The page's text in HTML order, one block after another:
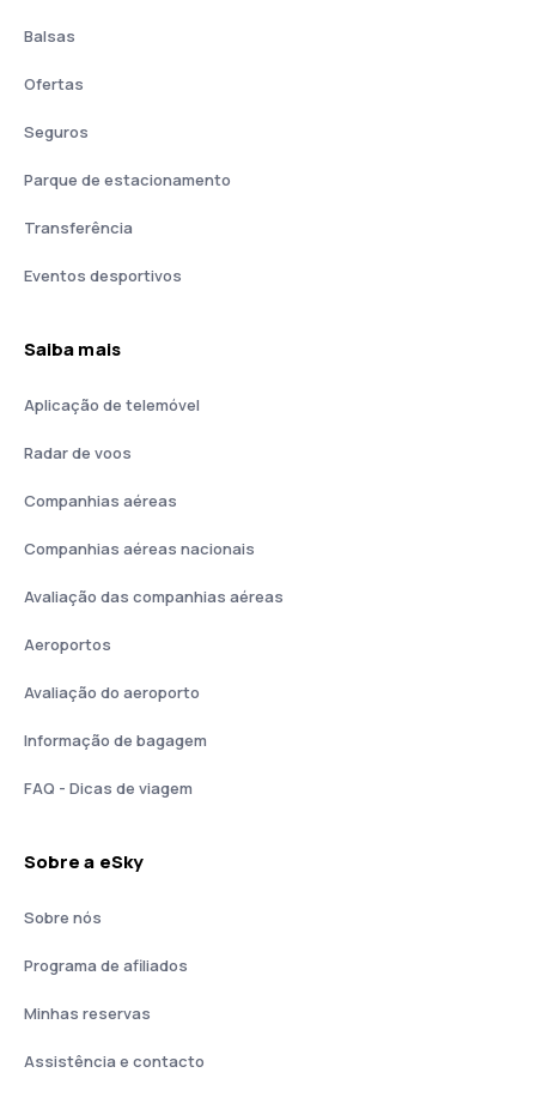
Balsas
Ofertas
Seguros
Parque de estacionamento
Transferência
Eventos desportivos
Saiba mais
Aplicação de telemóvel
Radar de voos
Companhias aéreas
Companhias aéreas nacionais
Avaliação das companhias aéreas
Aeroportos
Avaliação do aeroporto
Informação de bagagem
FAQ - Dicas de viagem
Sobre a eSky
Sobre nós
Programa de afiliados
Minhas reservas
Assistência e contacto